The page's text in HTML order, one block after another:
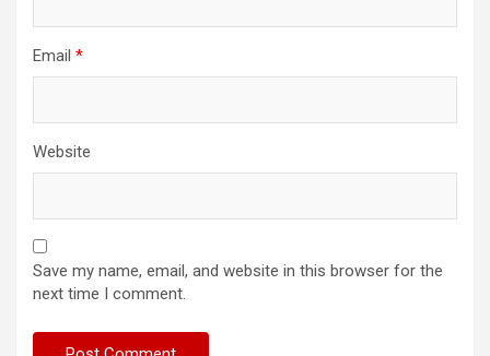
Email *
Website
Save my name, email, and website in this browser for the
next time I comment.